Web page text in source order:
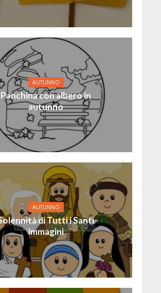
AUTUNNO
Panchina con albero in
autunno
AUTUNNO
di Tutti i Santi
immagini